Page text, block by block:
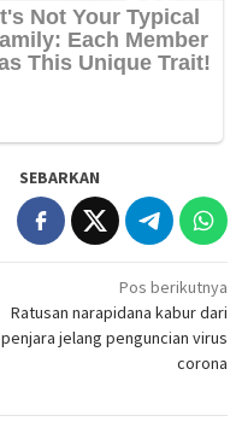
SEBARKAN
Pos berikutnya
Ratusan narapidana kabur dari
penjara jelang penguncian virus
corona